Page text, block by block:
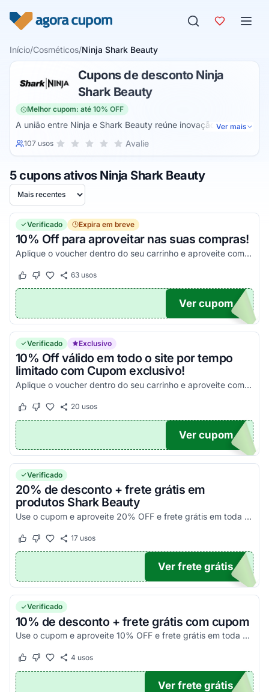
Início/Cosméticos/Ninja Shark Beauty
Cupons de desconto Ninja
Shark Beauty
Melhor cupom: até 10% OFF
A união entre Ninja e Shark Beauty reúne inovação para a
casa e para a rotina de beleza em um único site. Enquanto a
por soluções modernas e eficientes para cuidados pessoais.
Juntas, oferecem tecnologia, praticidade e qualidade para
transformar o dia a dia.
Ver mais
107 usosSua nota para Ninja Shark Beauty, de 1 a 5 estrelas
5 estrelas
4 estrelas
3 estrelas
2 estrelas
1 estrela Avalie
5 cupons ativos Ninja Shark Beauty
Ordenar por
Verificado Expira em breve
10% Off para aproveitar nas suas compras!
Aplique o voucher dentro do seu carrinho e aproveite com os melhores descontos!
Este cupom funcionou
Este cupom não funcionou
63usos
UPOM
Ver cupom
Verificado Exclusivo
10% Off válido em todo o site por tempo
limitado com Cupom exclusivo!
Aplique o voucher dentro do seu carrinho e aproveite com os melhores descontos!
Este cupom funcionou
Este cupom não funcionou
20 usos
UPOM
Ver cupom
Verificado
20% de desconto + frete grátis em
produtos Shark Beauty
Use o cupom e aproveite 20% OFF e frete grátis em toda a linha Shark Beauty.
Este cupom funcionou
Este cupom não funcionou
17usos
ARK
Ver frete grátis
Verificado
10% de desconto + frete grátis com cupom
Use o cupom e aproveite 10% OFF e frete grátis em toda a linha Shark Beauty.
Este cupom funcionou
Este cupom não funcionou
4 usos
0OFF
Ver frete grátis